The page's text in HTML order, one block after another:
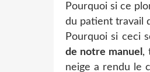
Pourquoi si ce
du patient travail
Pourquoi si ceci
de notre manuel ,
neige a rendu le